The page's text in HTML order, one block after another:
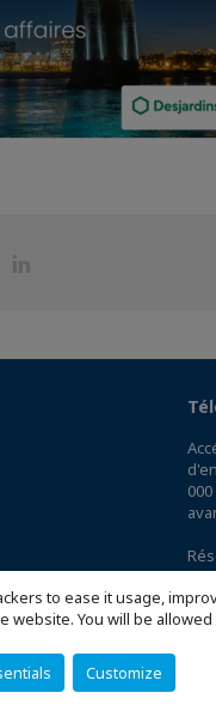
to ease it usage,
website. You will be
Customize
Partager
à